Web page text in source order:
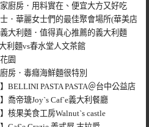
廚房．用料實在、便宜大方又好吃
．華麗女士們的最佳聚會場所(華美店結
大利麵．值得真心推薦的義大利麵
利麵vs春水堂人文茶館
園
房．毒癮海鮮麵很特別
BELLINI PASTA PASTA＠台中公益店
喬帝瑭Joy`s Caf`e義大利餐廳
核果美食工房Walnut`s castle